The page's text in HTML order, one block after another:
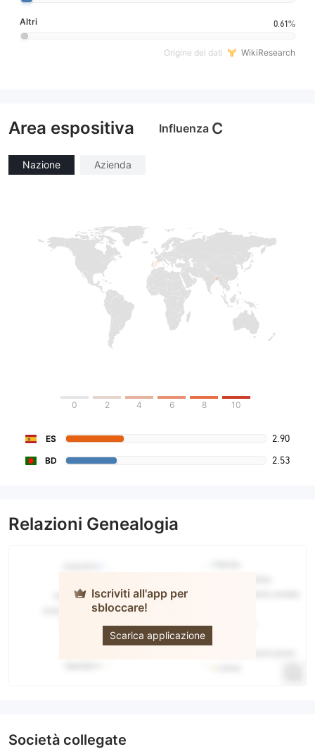
Altri 0.61%
Origine dei dati WikiResearch
Area espositiva Influenza C
Nazione Azienda
0 2 4 6 8 10
ES 2.90
BD 2.53
Relazioni Genealogia
Iscriviti all'app per
sbloccare!
Scarica applicazione
ATC
Società collegate